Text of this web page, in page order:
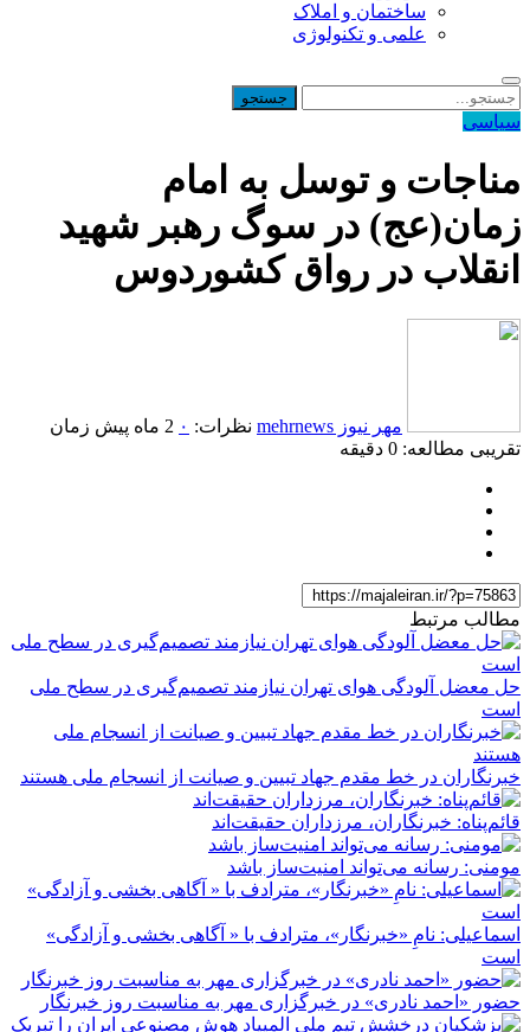
ساختمان و املاک
علمی و تکنولوژی
سیاسی
مناجات و توسل به امام
زمان(عج) در سوگ رهبر شهید
انقلاب در رواق کشوردوس
مهر نیوز mehrnews نظرات: ۰ 2 ماه پیش
زمان
تقریبی مطالعه: 0 دقیقه
مطالب مرتبط
حل معضل آلودگی هوای تهران نیازمند تصمیم‌گیری در سطح ملی
است
خبرنگاران در خط مقدم جهاد تبیین و صیانت از انسجام ملی هستند
قائم‌پناه: ‏خبرنگاران، مرزداران حقیقت‌اند
مومنی: رسانه می‌تواند امنیت‌ساز باشد
اسماعیلی: نامِ «خبرنگار»، مترادف با « آگاهی بخشی و آزادگی»
است
حضور «احمد نادری» در خبرگزاری مهر به مناسبت روز خبرنگار